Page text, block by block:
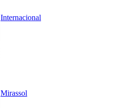
Internacional
Mirassol